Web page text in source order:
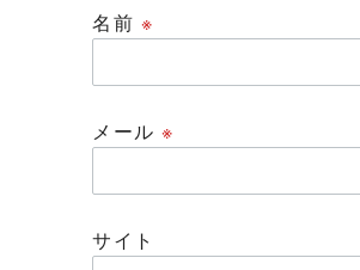
名前 ※
メール※
サイト